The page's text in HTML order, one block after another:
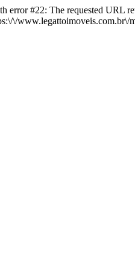
#22: The requested URL
\/www.legattoimoveis.com.br\/